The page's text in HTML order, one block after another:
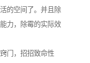
的空间了。并且除
力，除霉的实际效
门，招招致命性